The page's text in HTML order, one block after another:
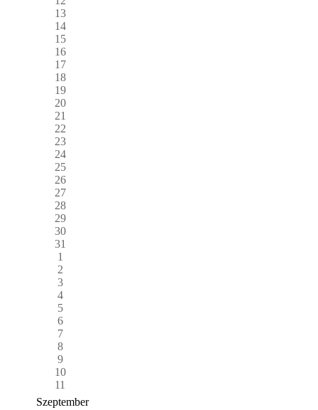
13
14
15
16
17
18
19
20
21
22
23
24
25
26
27
28
29
30
31
1
2
3
4
5
6
7
8
9
10
11
Szeptember